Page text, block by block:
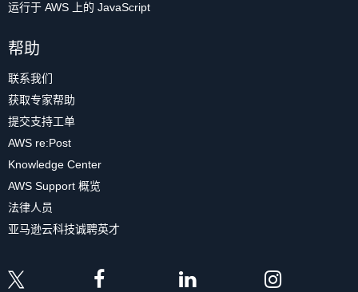
运行于 AWS 上的 JavaScript
帮助
联系我们
获取专家帮助
提交支持工单
AWS re:Post
Knowledge Center
AWS Support 概览
法律人员
亚马逊云科技诚聘英才